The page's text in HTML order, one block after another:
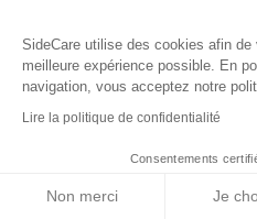
Lianeli &
API &
API
Les SIRH /
SideCare utilise des cookies afin de
meilleure expérience possible. En
navigation, vous acceptez notre
Lire la politique de confidentialité
Consentements
Non merci Je